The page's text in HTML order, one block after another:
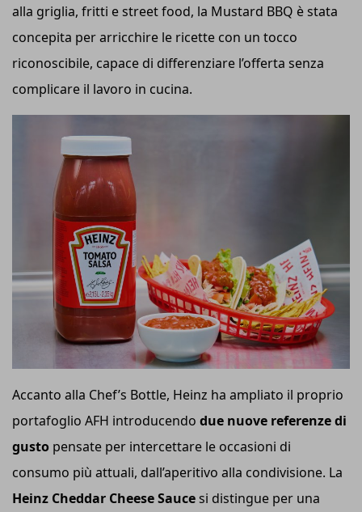
alla griglia, fritti e street food, la Mustard BBQ è stata
concepita per arricchire le ricette con un tocco
riconoscibile, capace di differenziare l’offerta senza
complicare il lavoro in cucina.
Accanto alla Chef’s Bottle, Heinz ha ampliato il proprio
portafoglio AFH introducendo due nuove referenze di
gusto pensate per intercettare le occasioni di
consumo più attuali, dall’aperitivo alla condivisione. La
Heinz Cheddar Cheese Saucesi distingue per una